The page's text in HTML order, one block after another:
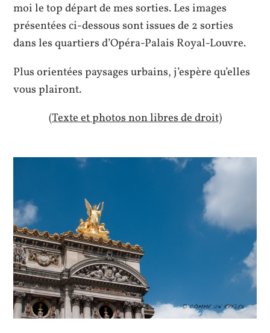
moi le top départ de mes sorties. Les images
présentées ci-dessous sont issues de 2 sorties
dans les quartiersd’Opéra-Palais Royal-Louvre.
Plus orientées paysages urbains, j’espère qu’elles
vous plairont.
(Texte et photos non libres de droit)